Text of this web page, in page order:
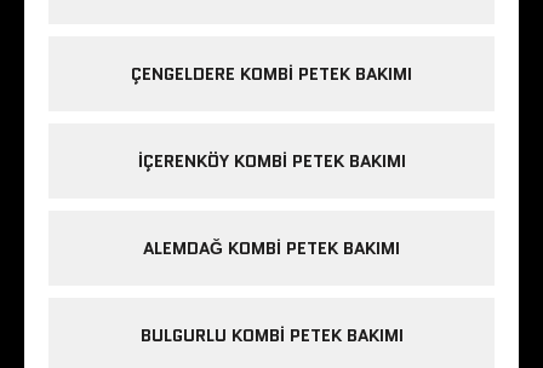
ÇENGELDERE KOMBI PETEK BAKIMI
IÇERENKÖY KOMBI PETEK BAKIMI
ALEMDAĞ KOMBI PETEK BAKIMI
BULGURLU KOMBI PETEK BAKIMI